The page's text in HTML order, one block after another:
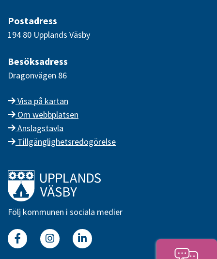
Postadress
194 80 Upplands Väsby
Besöksadress
Dragonvägen 86
Visa på kartan
Om webbplatsen
Anslagstavla
Tillgänglighetsredogörelse
Länk till startsidan
Följ kommunen i sociala medier
FacebookInstagramLinkedin